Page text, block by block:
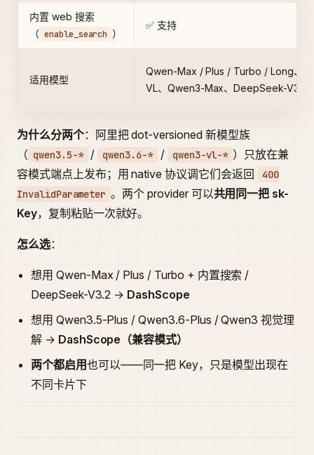
内置 web 搜索
（ enable_search ）
✅ 支持
适用模型
Qwen-Max / Plus / Turbo / Long、
VL、Qwen3-Max、DeepSeek-V3.2
为什么分两个：阿里把 dot-versioned 新模型族
（ qwen3.5-* / qwen3.6-* / qwen3-vl-* ）只放在兼
容模式端点上发布；用 native 协议调它们会返回
400
InvalidParameter 。两个 provider 可以共用同一把 sk-
Key，复制粘贴一次就好。
怎么选：
想用 Qwen-Max / Plus / Turbo + 内置搜索 /
DeepSeek-V3.2 → DashScope
想用 Qwen3.5-Plus / Qwen3.6-Plus / Qwen3 视觉理
解 → DashScope（兼容模式）
两个都启用也可以——同一把 Key，只是模型出现在
不同卡片下